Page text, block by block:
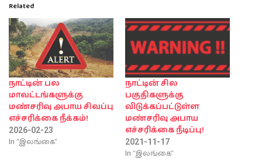
Related
நாட்டின் பல
மாவட்டங்களுக்கு
மண்சரிவு அபாய சிவப்பு
எச்சரிக்கை நீக்கம்!
2026-02-23
In "இலங்கை"
நாட்டின் சில
பகுதிகளுக்கு
விடுக்கப்பட்டுள்ள
மண்சரிவு அபாய
எச்சரிக்கை நீடிப்பு!
2021-11-17
In "இலங்கை"